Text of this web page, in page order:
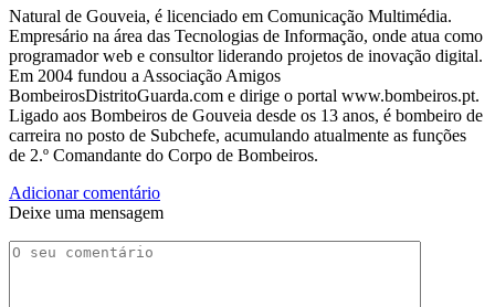
Natural de Gouveia, é licenciado em Comunicação Multimédia.
Empresário na área das Tecnologias de Informação, onde atua como
programador web e consultor liderando projetos de inovação digital.
Em 2004 fundou a Associação Amigos
BombeirosDistritoGuarda.com e dirige o portal www.bombeiros.pt.
Ligado aos Bombeiros de Gouveia desde os 13 anos, é bombeiro de
carreira no posto de Subchefe, acumulando atualmente as funções
de 2.º Comandante do Corpo de Bombeiros.
Adicionar comentário
Deixe uma mensagem